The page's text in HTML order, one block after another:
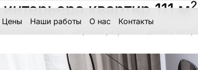
Цены Наши работы О нас Контакты
квартир 111 м2